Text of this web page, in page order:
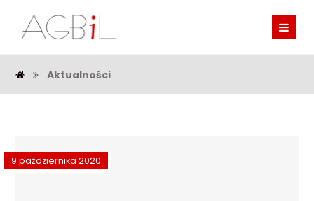
Aktualności
9 października 2020